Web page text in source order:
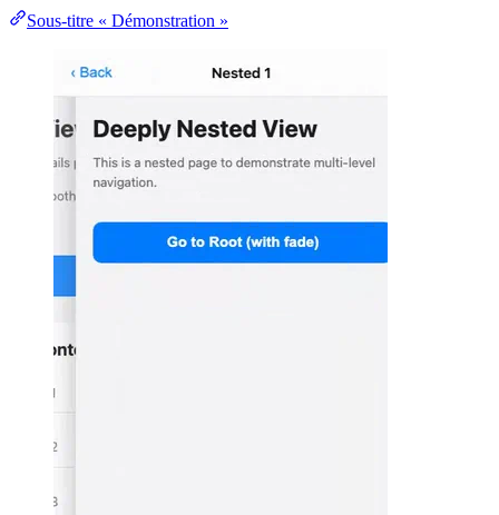
Sous-titre « Démonstration »